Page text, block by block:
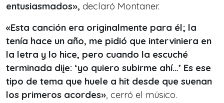
entusiasmados», declaró Montaner.
«Esta canción era originalmente para él; la
tenía hace un año, me pidió que interviniera en
la letra y lo hice, pero cuando la escuché
terminada diįe: ‘yo quiero subirme ahí…’ Es ese
tipo de tema que huele a hit desde que suenan
los primeros acordes», cerró el músico.